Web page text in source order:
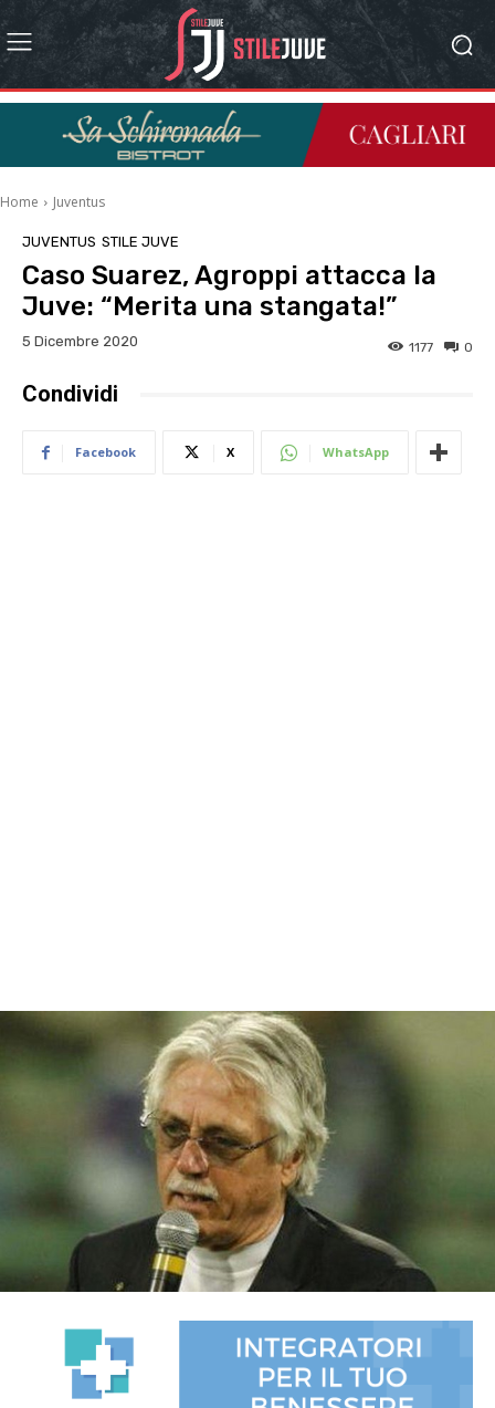
Home Juventus
JUVENTUS STILE JUVE
Caso Suarez, Agroppi attacca la
Juve: “Merita una stangata!”
5 Dicembre 2020 0
1177
Condividi
Facebook X WhatsApp